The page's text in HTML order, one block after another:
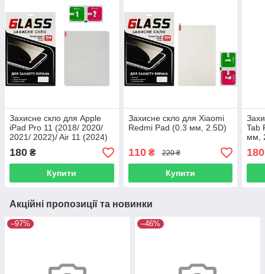
Захисне скло для Apple
iPad Pro 11 (2018/ 2020/
2021/ 2022)/ Air 11 (2024)
180 ₴
Купити
Захисне скло для Xiaomi
Redmi Pad (0.3 мм, 2.5D)
110₴ 220 ₴
Купити
Tab
мм,
180
Акційні пропозиції та новинки
–97% –46%